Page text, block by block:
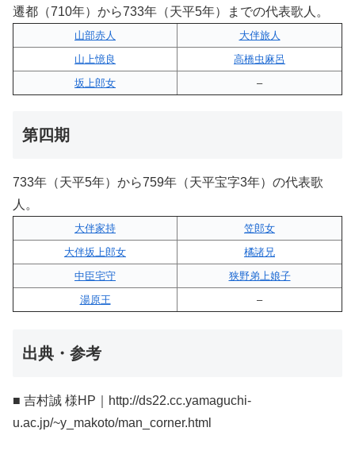
遷都（710年）から733年（天平5年）までの代表歌人。
山部赤人
大伴旅人
山上憶良
高橋虫麻呂
坂上郎女
–
第四期
733年（天平5年）から759年（天平宝字3年）の代表歌
人。
大伴家持
笠郎女
大伴坂上郎女
橘諸兄
中臣宅守
狭野弟上娘子
湯原王
–
出典・参考
■ 吉村誠 様HP｜http://ds22.cc.yamaguchi-
u.ac.jp/~y_makoto/man_corner.html